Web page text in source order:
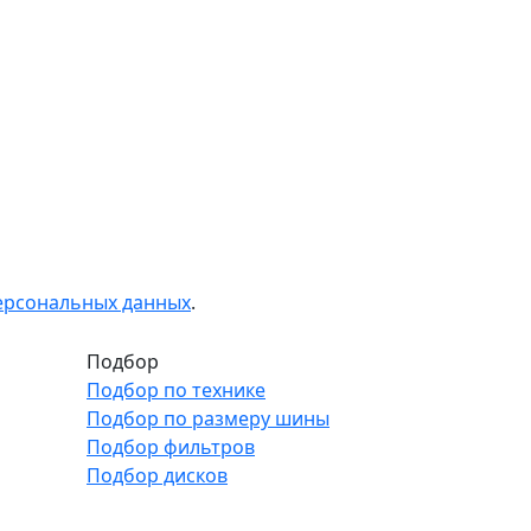
данных.
Подбор
Подбор по технике
Подбор по размеру шины
Подбор фильтров
Подбор дисков